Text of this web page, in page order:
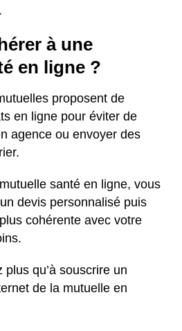
à une
en ligne ?
proposent de
en ligne pour éviter de
agence ou envoyer des
santé en ligne, vous
devis personnalisé puis
cohérente avec votre
plus qu’à souscrire un
de la mutuelle en